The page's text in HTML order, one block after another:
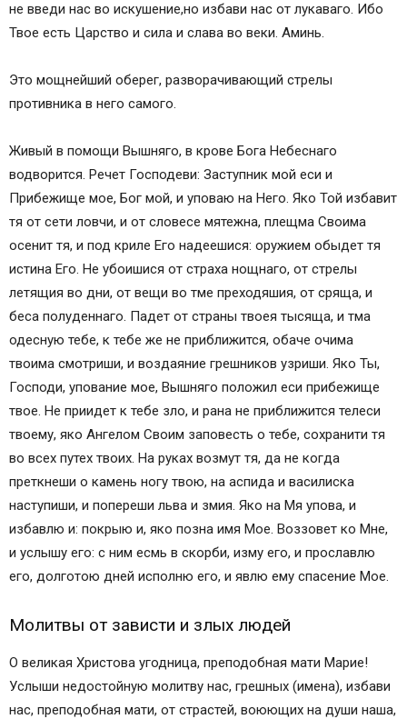
не введи нас во искушение,но избави нас от лукаваго. Ибо
Твое есть Царство и сила и слава во веки. Аминь.
Это мощнейший оберег, разворачивающий стрелы
противника в него самого.
Живый в помощи Вышняго, в крове Бога Небеснаго
водворится. Речет Господеви: Заступник мой еси и
Прибежище мое, Бог мой, и уповаю на Него. Яко Той избавит
тя от сети ловчи, и от словесе мятежна, плещма Своима
осенит тя, и под криле Его надеешися: оружием обыдет тя
истина Его. Не убоишися от страха нощнаго, от стрелы
летящия во дни, от вещи во тме преходяшия, от сряща, и
беса полуденнаго. Падет от страны твоея тысяща, и тма
одесную тебе, к тебе же не приближится, обаче очима
твоима смотриши, и воздаяние грешников узриши. Яко Ты,
Господи, упование мое, Вышняго положил еси прибежище
твое. Не приидет к тебе зло, и рана не приближится телеси
твоему, яко Ангелом Своим заповесть о тебе, сохранити тя
во всех путех твоих. На руках возмут тя, да не когда
преткнеши о камень ногу твою, на аспида и василиска
наступиши, и попереши льва и змия. Яко на Мя упова, и
избавлю и: покрыю и, яко позна имя Мое. Воззовет ко Мне,
и услышу его: с ним есмь в скорби, изму его, и прославлю
его, долготою дней исполню его, и явлю ему спасение Мое.
Молитвы от зависти и злых людей
О великая Христова угодница, преподобная мати Марие!
Услыши недостойную молитву нас, грешных (имена), избави
нас, преподобная мати, от страстей, воюющих на души наша,